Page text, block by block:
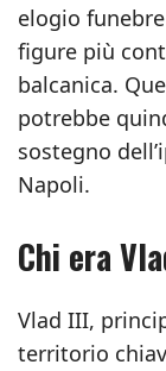
elogio
figure più
balcanica.
potrebbe
sostegno
Napoli.
Chi era
Vlad III,
territorio